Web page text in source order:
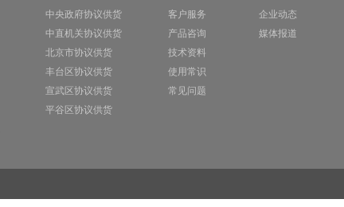
中央政府协议供货
中直机关协议供货
北京市协议供货
丰台区协议供货
宣武区协议供货
平谷区协议供货
客户服务
产品咨询
技术资料
使用常识
常见问题
企业动态
媒体报道